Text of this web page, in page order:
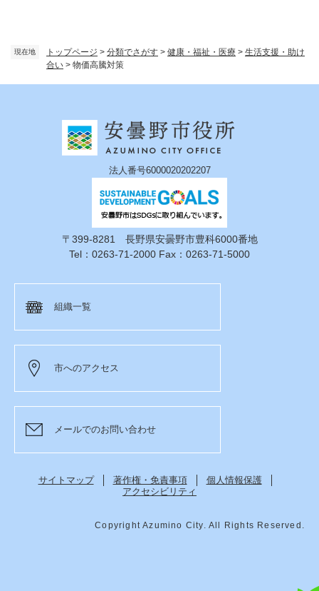
現在地 トップページ > 分類でさがす > 健康・福祉・医療 > 生活支援・助け
合い > 物価高騰対策
法人番号6000020202207
〒399-8281 長野県安曇野市豊科6000番地
Tel：0263-71-2000 Fax：0263-71-5000
組織一覧
市へのアクセス
メールでのお問い合わせ
サイトマップ 著作権・免責事項
個人情報保護
アクセシビリティ
Copyright Azumino City. All Rights Reserved.